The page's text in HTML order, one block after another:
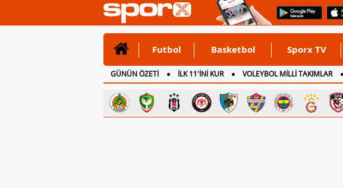
Futbol Basketbol Sporx TV
GÜNÜN ÖZETİ İLK 11'İNİ KUR VOLEYBOL MİLLİ TAKIMLAR
CANLI ANLATIM
İNGİLTERE